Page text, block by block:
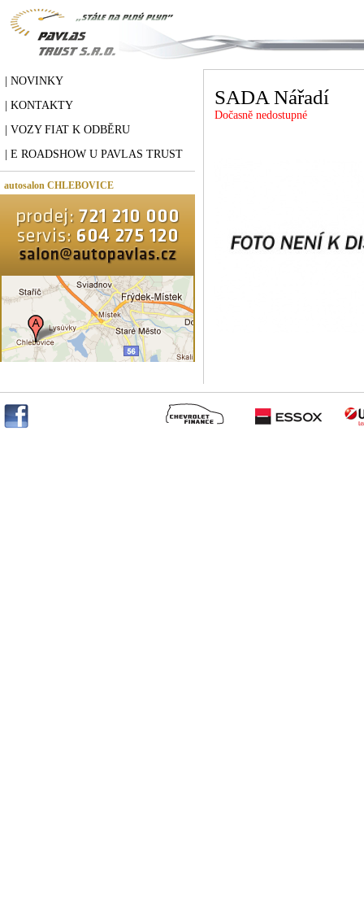
| NOVINKY
| KONTAKTY
| VOZY FIAT K ODBĚRU
| E ROADSHOW U PAVLAS TRUST
autosalon CHLEBOVICE
SADA Nářadí
Dočasně nedostupné